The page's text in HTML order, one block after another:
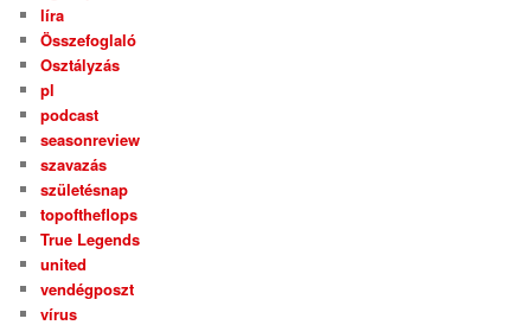
líra
Összefoglaló
Osztályzás
pl
podcast
seasonreview
szavazás
születésnap
topoftheflops
True Legends
united
vendégposzt
vírus